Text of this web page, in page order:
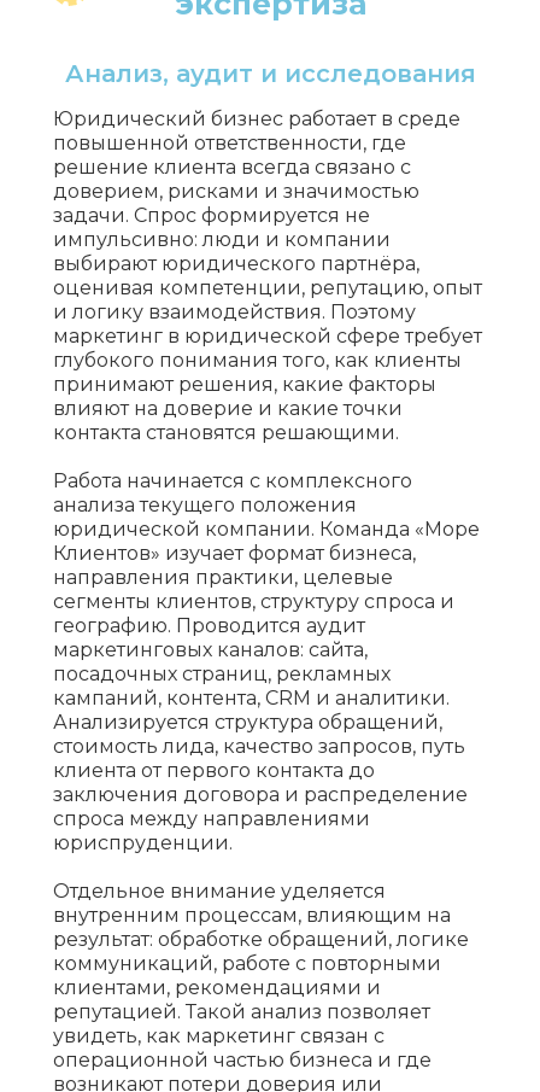
Анализ, аудит и исследования
Юридический бизнес работает в среде
повышенной ответственности, где
решение клиента всегда связано с
доверием, рисками и значимостью
задачи. Спрос формируется не
импульсивно: люди и компании
выбирают юридического партнёра,
оценивая компетенции, репутацию, опыт
и логику взаимодействия. Поэтому
маркетинг в юридической сфере требует
глубокого понимания того, как клиенты
принимают решения, какие факторы
влияют на доверие и какие точки
контакта становятся решающими.
Работа начинается с комплексного
анализа текущего положения
юридической компании. Команда «Море
Клиентов» изучает формат бизнеса,
направления практики, целевые
сегменты клиентов, структуру спроса и
географию. Проводится аудит
маркетинговых каналов: сайта,
посадочных страниц, рекламных
кампаний, контента, CRM и аналитики.
Анализируется структура обращений,
стоимость лида, качество запросов, путь
клиента от первого контакта до
заключения договора и распределение
спроса между направлениями
юриспруденции.
Отдельное внимание уделяется
внутренним процессам, влияющим на
результат: обработке обращений, логике
коммуникаций, работе с повторными
клиентами, рекомендациями и
репутацией. Такой анализ позволяет
увидеть, как маркетинг связан с
операционной частью бизнеса и где
возникают потери доверия или